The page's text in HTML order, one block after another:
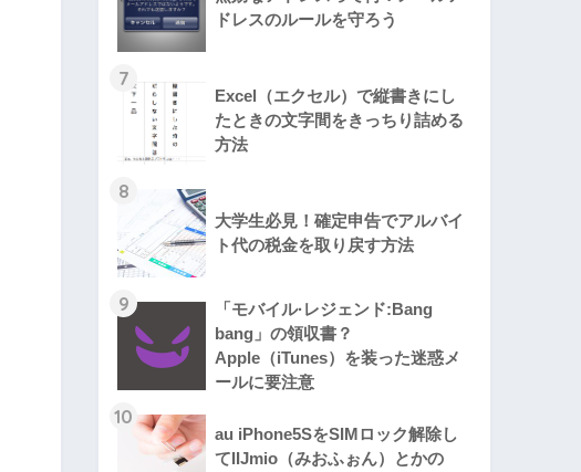
ドレスのルールを守ろう
7
Excel（エクセル）で縦書きにし
たときの文字間をきっちり詰める
方法
8
大学生必見！確定申告でアルバイ
ト代の税金を取り戻す方法
9
「モバイル·レジェンド:Bang
bang」の領収書？
Apple（iTunes）を装った迷惑メ
ールに要注意
10
au iPhone5SをSIMロック解除し
てIIJmio（みおふぉん）とかの